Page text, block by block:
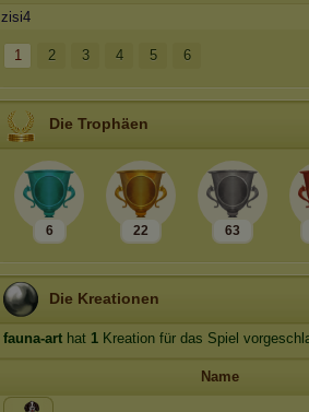
zisi4
1 2 3 4 5 6
Die Trophäen
6 22 63
Die Kreationen
fauna-art hat 1 Kreation für das Spiel
Name